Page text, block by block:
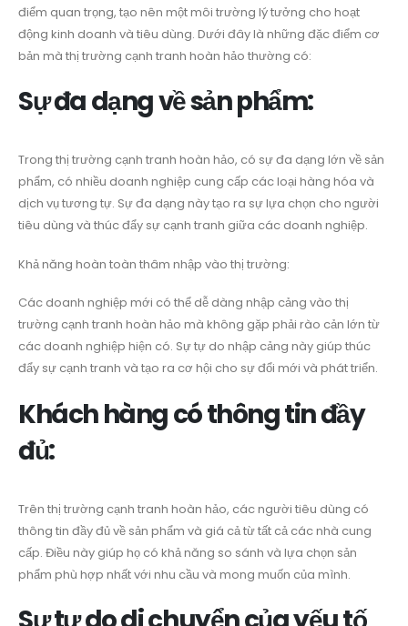
điểm quan trọng, tạo nên một môi trường lý tưởng cho hoạt
động kinh doanh và tiêu dùng. Dưới đây là những đặc điểm cơ
bản mà thị trường cạnh tranh hoàn hảo thường có:
Sự đa dạng về sản phẩm:
Trong thị trường cạnh tranh hoàn hảo, có sự đa dạng lớn về sản
phẩm, có nhiều doanh nghiệp cung cấp các loại hàng hóa và
dịch vụ tương tự. Sự đa dạng này tạo ra sự lựa chọn cho người
tiêu dùng và thúc đẩy sự cạnh tranh giữa các doanh nghiệp.
Khả năng hoàn toàn thâm nhập vào thị trường:
Các doanh nghiệp mới có thể dễ dàng nhập cảng vào thị
trường cạnh tranh hoàn hảo mà không gặp phải rào cản lớn từ
các doanh nghiệp hiện có. Sự tự do nhập cảng này giúp thúc
đẩy sự cạnh tranh và tạo ra cơ hội cho sự đổi mới và phát triển.
Khách hàng có thông tin đầy
đủ:
Trên thị trường cạnh tranh hoàn hảo, các người tiêu dùng có
thông tin đầy đủ về sản phẩm và giá cả từ tất cả các nhà cung
cấp. Điều này giúp họ có khả năng so sánh và lựa chọn sản
phẩm phù hợp nhất với nhu cầu và mong muốn của mình.